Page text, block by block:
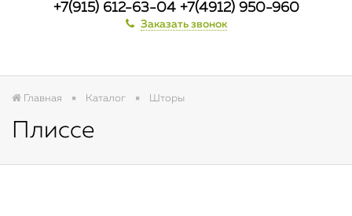
+7(915) 612-63-04 +7(4912) 950-960
Заказать звонок
Главная Каталог Шторы
Плиссе